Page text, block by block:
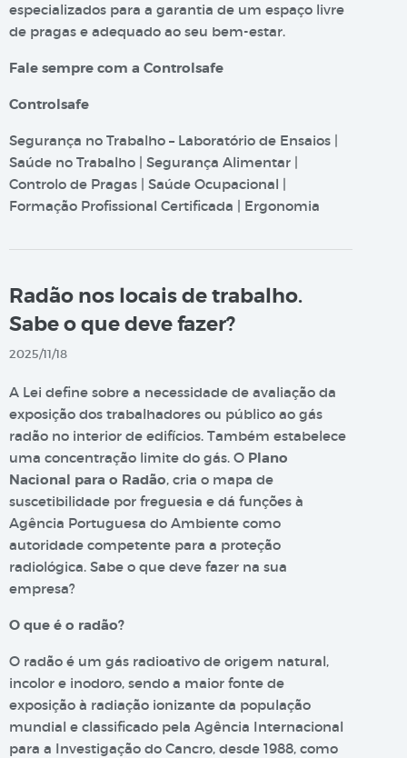
especializados para a garantia de um espaço livre
de pragas e adequado ao seu bem-estar.
Fale sempre com a Controlsafe
Controlsafe
Segurança no Trabalho – Laboratório de Ensaios |
Saúde no Trabalho | Segurança Alimentar |
Controlo de Pragas | Saúde Ocupacional |
Formação Profissional Certificada | Ergonomia
Radão nos locais de trabalho.
Sabe o que deve fazer?
2025/11/18
A Lei define sobre a necessidade de avaliação da
exposição dos trabalhadores ou público ao gás
radão no interior de edifícios. Também estabelece
uma concentração limite do gás. O Plano
Nacional para o Radão, cria o mapa de
suscetibilidade por freguesia e dá funções à
Agência Portuguesa do Ambiente como
autoridade competente para a proteção
radiológica. Sabe o que deve fazer na sua
empresa?
O que é o radão?
O radão é um gás radioativo de origem natural,
incolor e inodoro, sendo a maior fonte de
exposição à radiação ionizante da população
mundial e classificado pela Agência Internacional
para a Investigação do Cancro, desde 1988, como